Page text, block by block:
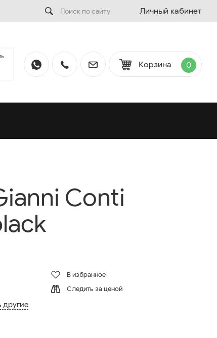
Личный кабинет
Корзина 0
Conti
другие
В избранное
Следить за ценой